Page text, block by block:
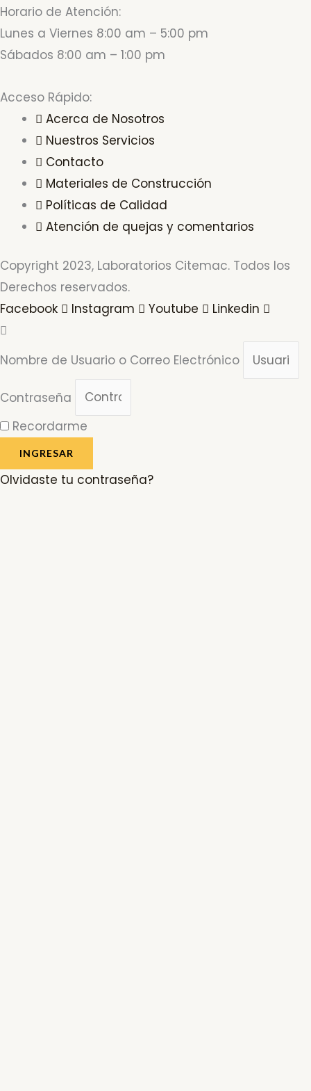
Horario de Atención:
Lunes a Viernes 8:00 am – 5:00 pm
Sábados 8:00 am – 1:00 pm
Acceso Rápido:
Acerca de Nosotros
Nuestros Servicios
Contacto
Materiales de Construcción
Políticas de Calidad
Atención de quejas y comentarios
Copyright 2023, Laboratorios Citemac. Todos los
Derechos reservados.
Facebook
Instagram Youtube Linkedin
Nombre de Usuario o Correo Electrónico
Contraseña
Recordarme
INGRESAR
Olvidaste tu contraseña?